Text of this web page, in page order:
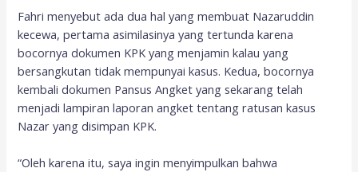
Fahri menyebut ada dua hal yang membuat Nazaruddin
kecewa, pertama asimilasinya yang tertunda karena
bocornya dokumen KPK yang menjamin kalau yang
bersangkutan tidak mempunyai kasus. Kedua, bocornya
kembali dokumen Pansus Angket yang sekarang telah
menjadi lampiran laporan angket tentang ratusan kasus
Nazar yang disimpan KPK.
“Oleh karena itu, saya ingin menyimpulkan bahwa